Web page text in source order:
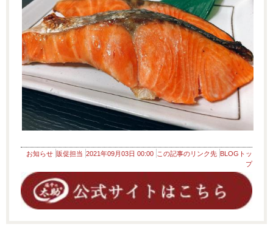
お知らせ 販促担当 2021年09月03日 00:00 この記事のリンク先 BLOGトッ
プ